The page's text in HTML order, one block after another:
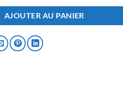
AJOUTER AU PANIER